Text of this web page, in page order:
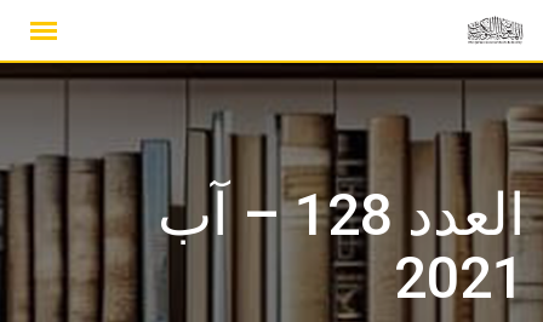
content
العدد 128 – آب
2021